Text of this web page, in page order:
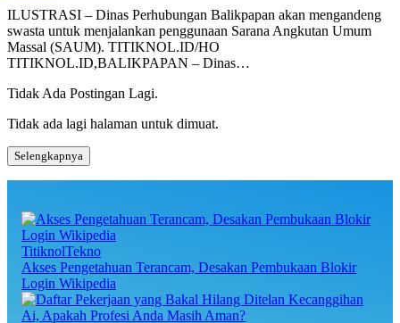
ILUSTRASI – Dinas Perhubungan Balikpapan akan mengandeng
swasta untuk menjalankan penggunaan Sarana Angkutan Umum
Massal (SAUM). TITIKNOL.ID/HO
TITIKNOL.ID,BALIKPAPAN – Dinas…
Tidak Ada Postingan Lagi.
Tidak ada lagi halaman untuk dimuat.
Selengkapnya
TitiknolTekno
Akses Pengetahuan Terancam, Desakan Pembukaan Blokir
Login Wikipedia